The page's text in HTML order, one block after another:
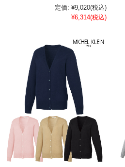
定価: ¥9,020(税込)
¥6,314(税込)